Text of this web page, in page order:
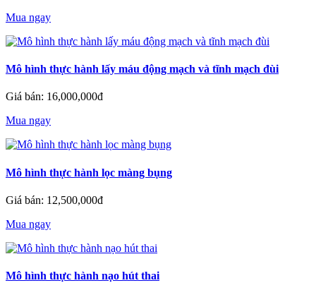
Mua ngay
Mô hình thực hành lấy máu động mạch và tĩnh mạch đùi
Giá bán: 16,000,000đ
Mua ngay
Mô hình thực hành lọc màng bụng
Giá bán: 12,500,000đ
Mua ngay
Mô hình thực hành nạo hút thai